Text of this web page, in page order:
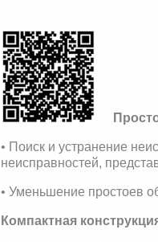
• Поиск и устранение
неисправностей,
• Уменьшение простоев
Компактная